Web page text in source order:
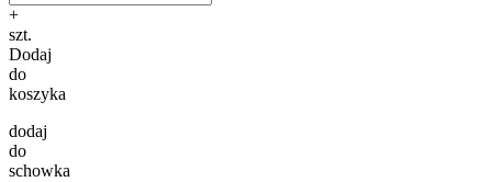
+
szt.
Dodaj
do
koszyka
dodaj
do
schowka